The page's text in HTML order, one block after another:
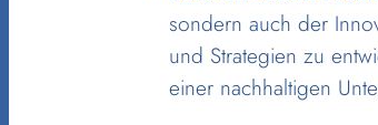
sondern auch der
und Strategien zu
einer nachhaltigen